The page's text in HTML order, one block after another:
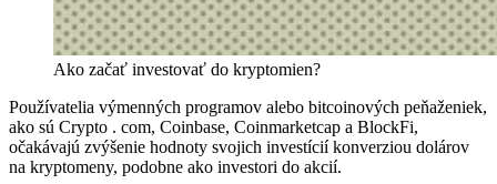
Ako začať investovať do kryptomien?
Používatelia výmenných programov alebo bitcoinových peňaženiek,
ako sú Crypto . com, Coinbase, Coinmarketcap a BlockFi,
očakávajú zvýšenie hodnoty svojich investícií konverziou dolárov
na kryptomeny, podobne ako investori do akcií.